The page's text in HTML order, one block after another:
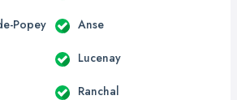
Popey Anse
Lucenay
Ranchal